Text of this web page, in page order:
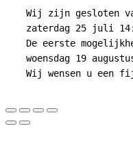
Wij zijn gesloten
zaterdag 25 juli
De eerste
woensdag 19
Wij wensen u een